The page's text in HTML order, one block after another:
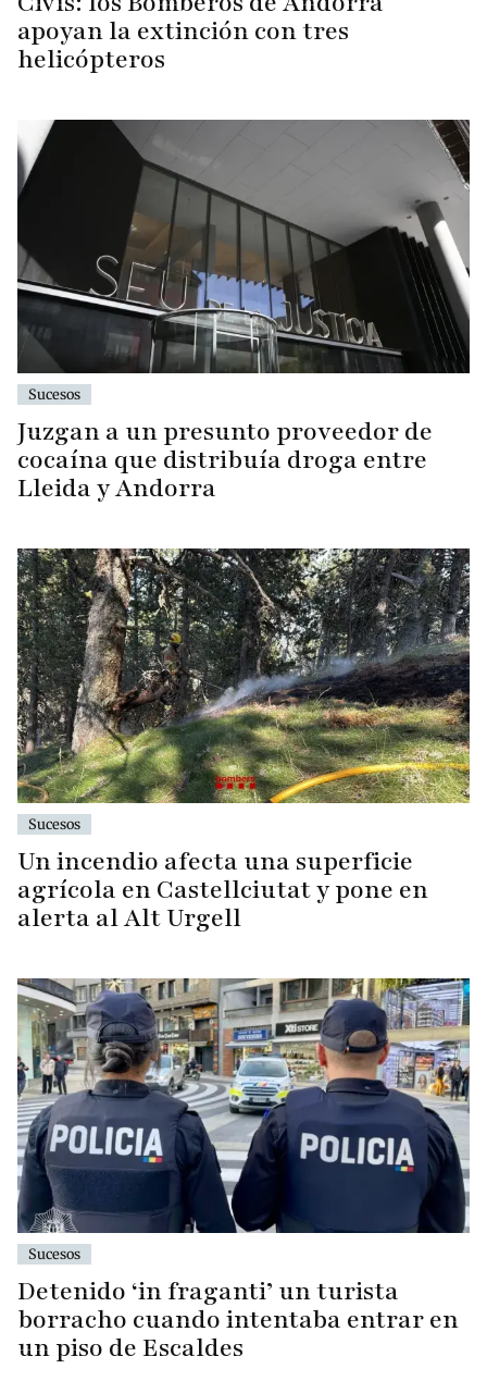
apoyan la extinción con tres
helicópteros
Sucesos
Juzgan a un presunto proveedor de
cocaína que distribuía droga entre
Lleida y Andorra
Sucesos
Un incendio afecta una superficie
agrícola en Castellciutat y pone en
alerta al Alt Urgell
Sucesos
Detenido ‘in fraganti’ un turista
borracho cuando intentaba entrar en
un piso de Escaldes